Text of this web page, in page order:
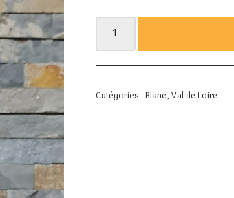
Catégories :Blanc,Val de Loire